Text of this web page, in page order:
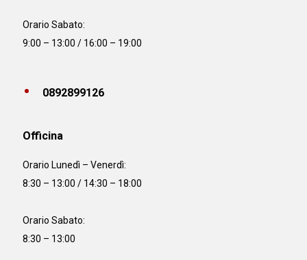
Orario Sabato:
9:00 – 13:00 / 16:00 – 19:00
0892899126
Officina
Orario Lunedì – Venerdì:
8:30 – 13:00 / 14:30 – 18:00
Orario Sabato:
8:30 – 13:00